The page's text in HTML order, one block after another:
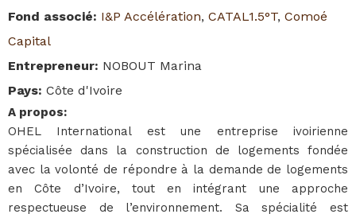
Fond associé: I&P Accélération, CATAL1.5°T, Comoé
Capital
Entrepreneur: NOBOUT Marina
Pays: Côte d'Ivoire
A propos:
OHEL International est une entreprise ivoirienne
spécialisée dans la construction de logements fondée
avec la volonté de répondre à la demande de logements
en Côte d’Ivoire, tout en intégrant une approche
respectueuse de l’environnement. Sa spécialité est